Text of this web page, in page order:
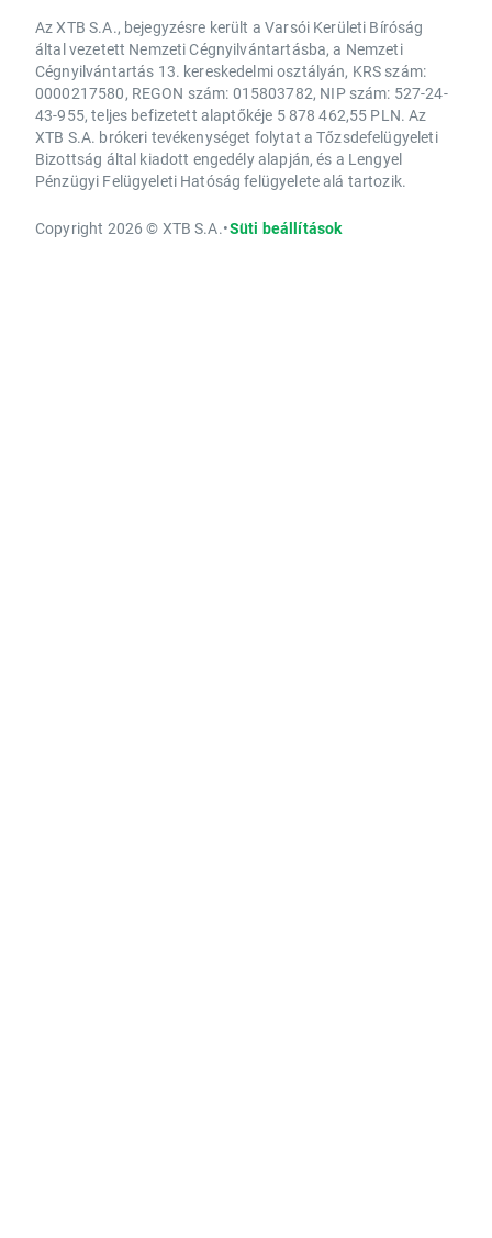
Az XTB S.A., bejegyzésre került a Varsói Kerületi Bíróság
által vezetett Nemzeti Cégnyilvántartásba, a Nemzeti
Cégnyilvántartás 13. kereskedelmi osztályán, KRS szám:
0000217580, REGON szám: 015803782, NIP szám: 527-24-
43-955, teljes befizetett alaptőkéje 5 878 462,55 PLN. Az
XTB S.A. brókeri tevékenységet folytat a Tőzsdefelügyeleti
Bizottság által kiadott engedély alapján, és a Lengyel
Pénzügyi Felügyeleti Hatóság felügyelete alá tartozik.
Copyright 2026 © XTB S.A.•Süti beállítások